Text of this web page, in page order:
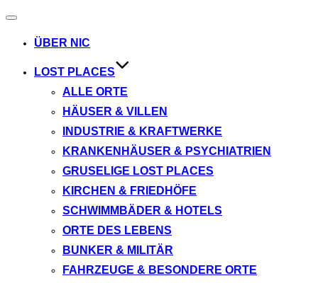
Navigation
ÜBER NIC
LOST PLACES
ALLE ORTE
HÄUSER & VILLEN
INDUSTRIE & KRAFTWERKE
KRANKENHÄUSER & PSYCHIATRIEN
GRUSELIGE LOST PLACES
KIRCHEN & FRIEDHÖFE
SCHWIMMBÄDER & HOTELS
ORTE DES LEBENS
BUNKER & MILITÄR
FAHRZEUGE & BESONDERE ORTE